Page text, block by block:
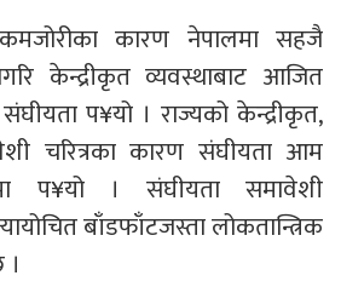
कारण नेपालमा सहजै
केन्द्रीकृत व्यवस्थाबाट आजित
प¥यो । राज्यको केन्द्रीकृत,
चरित्रका कारण संघीयता आम
प¥यो । संघीयता समावेशी
बाँडफाँटजस्ता लोकतान्त्रिक